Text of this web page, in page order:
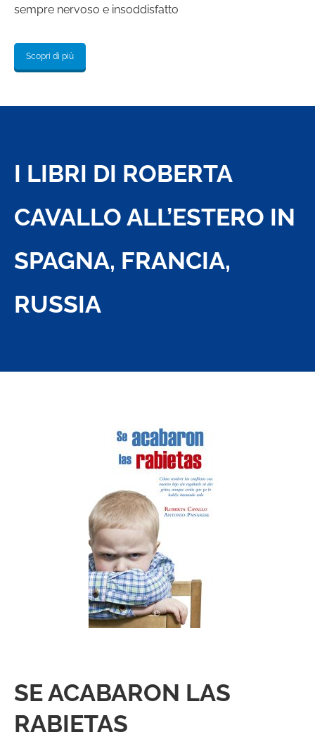
sempre nervoso e insoddisfatto
Scopri di più
I LIBRI DI ROBERTA
CAVALLO ALL’ESTERO IN
SPAGNA, FRANCIA,
RUSSIA
SE ACABARON LAS
RABIETAS